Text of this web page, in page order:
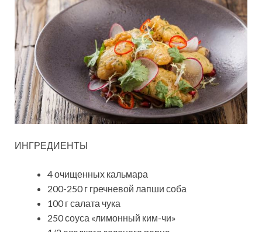
ИНГРЕДИЕНТЫ
4 очищенных кальмара
200-250 г гречневой лапши соба
100 г салата чука
250 соуса «лимонный ким-чи»